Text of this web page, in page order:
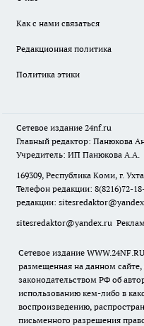
Как с нами связаться
Редакционная политика
Политика этики
Сетевое издание 24nf.ru
Главный редактор: Панюкова
Учредитель: ИП Панюкова А.А.
169309, Республика Коми, г.
Телефон редакции: 8(8216)72-
редакции:
sitesredaktor@yandex.ru
Сетевое издание
размещенная на данном сайте,
законодательством РФ об
использованию кем-либо в
воспроизведению,
письменного разрешения